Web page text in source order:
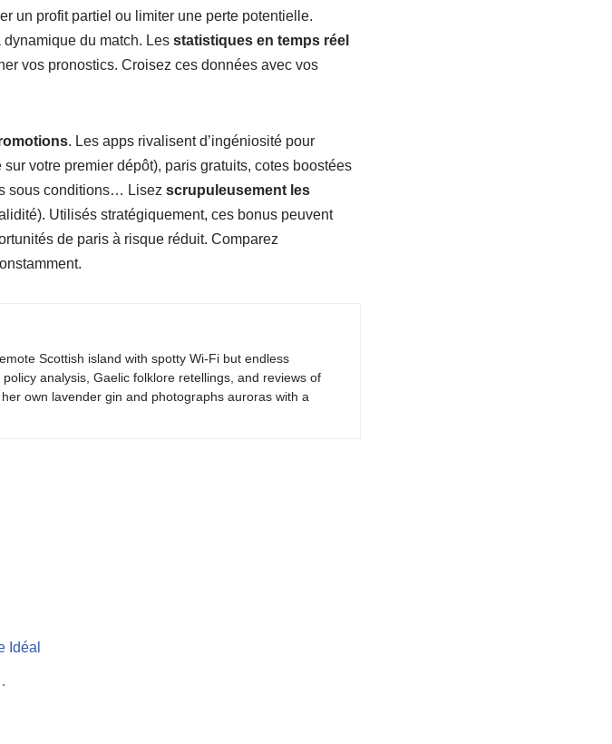
un profit partiel ou limiter une perte potentielle.
du match. Les statistiques en temps réel
vos pronostics. Croisez ces données avec vos
. Les apps rivalisent d’ingéniosité pour
votre premier dépôt), paris gratuits, cotes boostées
sous conditions… Lisez scrupuleusement les
Utilisés stratégiquement, ces bonus peuvent
de paris à risque réduit. Comparez
Scottish island with spotty Wi-Fi but endless
analysis, Gaelic folklore retellings, and reviews of
own lavender gin and photographs auroras with a
Idéal